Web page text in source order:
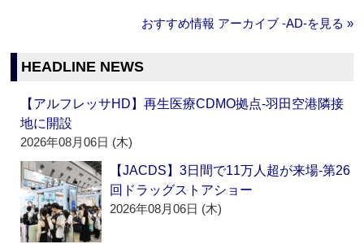
おすすめ情報 アーカイブ ‐AD‐を見る »
HEADLINE NEWS
【アルフレッサHD】再生医療CDMO拠点‐羽田空港隣接
地に開設
2026年08月06日 (木)
【JACDS】3日間で11万人超が来場‐第26
回ドラッグストアショー
2026年08月06日 (木)